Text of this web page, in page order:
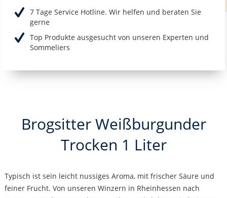
7 Tage Service Hotline. Wir helfen und beraten Sie
gerne
Top Produkte ausgesucht von unseren Experten und
Sommeliers
Brogsitter Weißburgunder
Trocken 1 Liter
Typisch ist sein leicht nussiges Aroma, mit frischer Säure und
feiner Frucht. Von unseren Winzern in Rheinhessen nach